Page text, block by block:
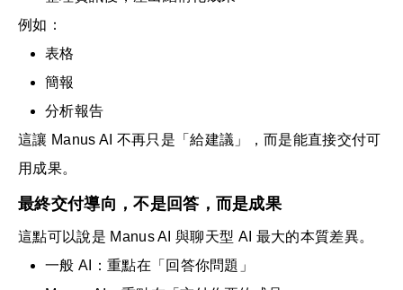
例如：
表格
簡報
分析報告
這讓 Manus AI 不再只是「給建議」，而是能直接交付可
用成果。
最終交付導向，不是回答，而是成果
這點可以說是 Manus AI 與聊天型 AI 最大的本質差異。
一般 AI：重點在「回答你問題」